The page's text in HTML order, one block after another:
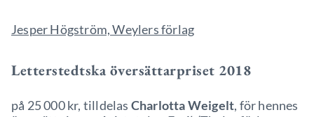
Jesper Högström, Weylers förlag
Letterstedtska översättarpriset 2018
på 25 000 kr, tilldelas Charlotta Weigelt, för hennes